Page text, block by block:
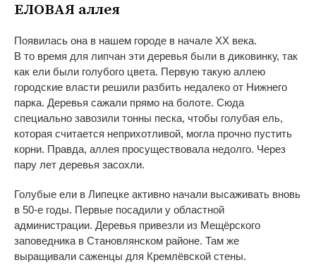
ЕЛОВАЯ аллея
Появилась она в нашем городе в начале XX века.
В то время для липчан эти деревья были в диковинку, так
как ели были голубого цвета. Первую такую аллею
городские власти решили разбить недалеко от Нижнего
парка. Деревья сажали прямо на болоте. Сюда
специально завозили тонны песка, чтобы голубая ель,
которая считается неприхотливой, могла прочно пустить
корни. Правда, аллея просуществовала недолго. Через
пару лет деревья засохли.
Голубые ели в Липецке активно начали высаживать вновь
в 50-е годы. Первые посадили у областной
администрации. Деревья привезли из Мещёрского
заповедника в Становлянском районе. Там же
выращивали саженцы для Кремлёвской стены.